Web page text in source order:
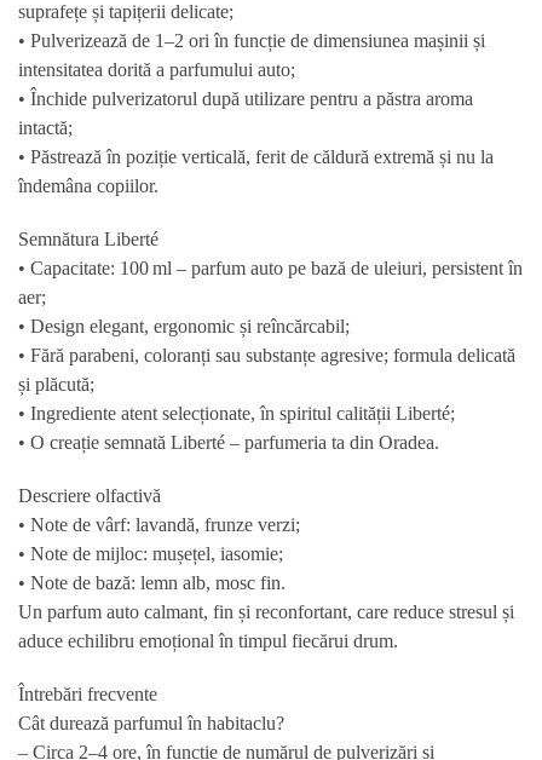
suprafețe și tapițerii delicate;
• Pulverizează de 1–2 ori în funcție de dimensiunea mașinii și
intensitatea dorită a parfumului auto;
• Închide pulverizatorul după utilizare pentru a păstra aroma
intactă;
• Păstrează în poziție verticală, ferit de căldură extremă și nu la
îndemâna copiilor.
Semnătura Liberté
• Capacitate: 100 ml – parfum auto pe bază de uleiuri, persistent în
aer;
• Design elegant, ergonomic și reîncărcabil;
• Fără parabeni, coloranți sau substanțe agresive; formula delicată
și plăcută;
• Ingrediente atent selecționate, în spiritul calității Liberté;
• O creație semnată Liberté – parfumeria ta din Oradea.
Descriere olfactivă
• Note de vârf: lavandă, frunze verzi;
• Note de mijloc: mușețel, iasomie;
• Note de bază: lemn alb, mosc fin.
Un parfum auto calmant, fin și reconfortant, care reduce stresul și
aduce echilibru emoțional în timpul fiecărui drum.
Întrebări frecvente
Cât durează parfumul în habitaclu?
– Circa 2–4 ore, în funcție de numărul de pulverizări și